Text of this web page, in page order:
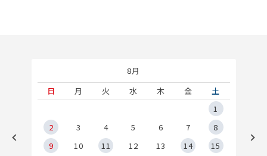
8月
日
月 火 水 木 金
土
1
2
3 4 5 6 7
8
9
10 11 12 13 14
15